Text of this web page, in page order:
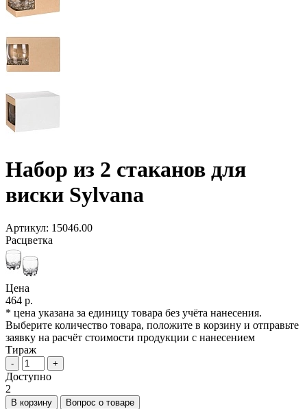
Набор из 2 стаканов для
виски Sylvana
Артикул: 15046.00
Расцветка
Цена
464 р.
* цена указана за единицу товара без учёта нанесения.
Выберите количество товара, положите в корзину и отправьте
заявку на расчёт стоимости продукции с нанесением
Тираж
- +
Доступно
2
В корзину Вопрос о товаре